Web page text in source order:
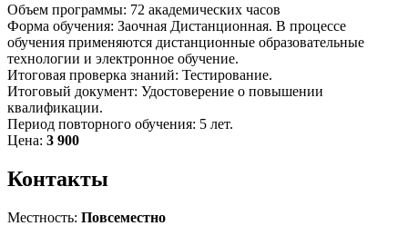
Объем программы: 72 академических часов
Форма обучения: Заочная Дистанционная. В процессе
обучения применяются дистанционные образовательные
технологии и электронное обучение.
Итоговая проверка знаний: Тестирование.
Итоговый документ: Удостоверение о повышении
квалификации.
Период повторного обучения: 5 лет.
Цена: 3 900
Контакты
Местность: Повсеместно